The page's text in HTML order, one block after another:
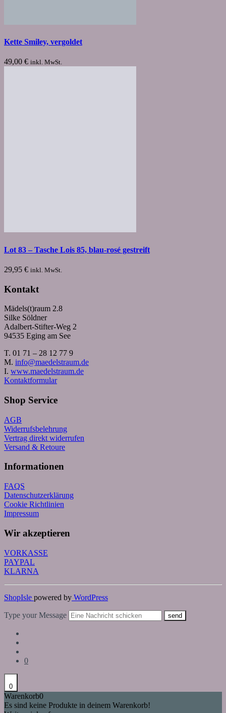
Kette Smiley, vergoldet
49,00 € inkl. MwSt.
Lot 83 – Tasche Lois 85, blau-rosé gestreift
29,95 € inkl. MwSt.
Kontakt
Mädels(t)raum 2.8
Silke Söldner
Adalbert-Stifter-Weg 2
94535 Eging am See
T. 01 71 – 28 12 77 9
M. info@maedelstraum.de
I. www.maedelstraum.de
Kontaktformular
Shop Service
AGB
Widerrufsbelehrung
Vertrag direkt widerrufen
Versand & Retoure
Informationen
FAQS
Datenschutzerklärung
Cookie Richtlinien
Impressum
Wir akzeptieren
VORKASSE
PAYPAL
KLARNA
ShopIsle powered by WordPress
Type your Message send
0
0
Warenkorb0
Es sind keine Produkte in deinem Warenkorb!